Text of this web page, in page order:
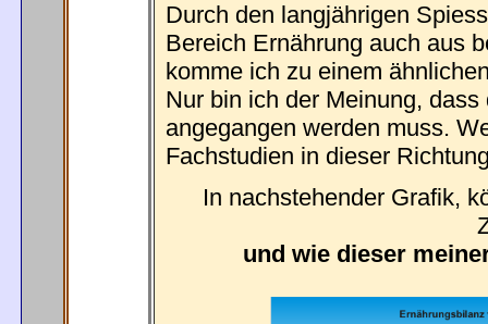
Durch den langjährigen
Bereich Ernährung auch aus
komme ich zu einem
Nur bin ich der Meinung,
angegangen werden muss.
Fachstudien in dieser
In nachstehender Grafik,
und wie dieser